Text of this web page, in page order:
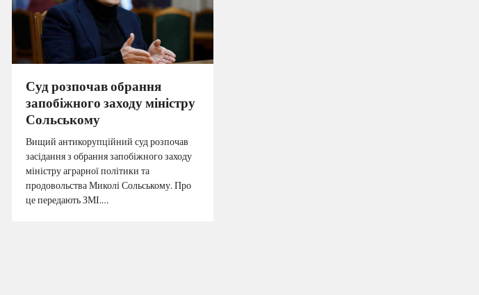
Суд розпочав обрання
запобіжного заходу міністру
Сольському
Вищий антикорупційний суд розпочав
засідання з обрання запобіжного заходу
міністру аграрної політики та
продовольства Миколі Сольському. Про
це передають ЗМІ.…